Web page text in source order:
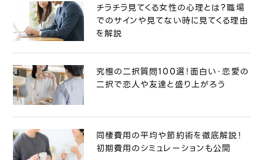
チラチラ見てくる女性の心理とは？職場
でのサインや見てない時に見てくる理由
を解説
究極の二択質問100選！面白い・恋愛の
二択で恋人や友達と盛り上がろう
同棲費用の平均や節約術を徹底解説！
初期費用のシミュレーションも公開